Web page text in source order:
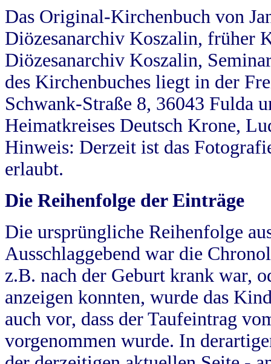
Das Original-Kirchenbuch von
Diözesanarchiv Koszalin, früher
Diözesanarchiv Koszalin,
des Kirchenbuches liegt in der
Schwank-Straße 8, 36043 Fulda
Heimatkreises Deutsch Krone,
Hinweis: Derzeit ist das
erlaubt.
Die Reihenfolge der Einträge
Die ursprüngliche Reihenfolge
Ausschlaggebend war die
z.B. nach der Geburt krank war,
anzeigen konnten, wurde das
auch vor, dass der Taufeintrag
vorgenommen wurde. In